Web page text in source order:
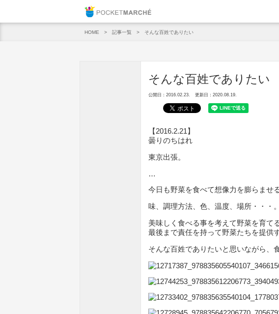
HOME 記事一覧 そんな百姓でありたい
そんな百姓でありたい
公開日：2016.02.23. 更新日：2020.08.19.
【2016.2.21】
曇りのちはれ
東京出張。
…
今日も野菜を食べて想像力を膨らませる
味、調理方法、色、温度、場所・・・。
美味しく食べる事を考えて野菜を育てる
最後まで責任を持って野菜たちを提供す
そんな百姓でありたいと思いながら、